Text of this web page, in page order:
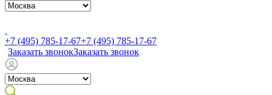
+7 (495) 785-17-67+7 (495) 785-17-67
Заказать звонокЗаказать звонок